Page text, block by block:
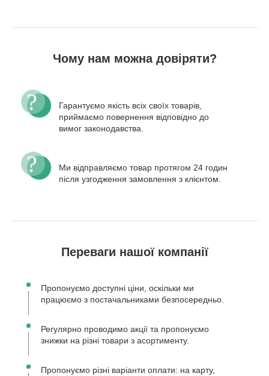
Чому нам можна довіряти?
Гарантуємо якість всіх своїх товарів,
приймаємо повернення відповідно до
вимог законодавства.
Ми відправляємо товар протягом 24 годин
після узгодження замовлення з клієнтом.
Переваги нашої компанії
Пропонуємо доступні ціни, оскільки ми
працюємо з постачальниками безпосередньо.
Регулярно проводимо акції та пропонуємо
знижки на різні товари з асортименту.
Пропонуємо різні варіанти оплати: на карту,